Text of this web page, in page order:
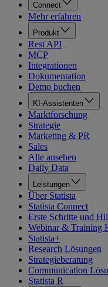
Connect
Mehr erfahren
Produkt
Rest API
MCP
Integrationen
Dokumentation
Demo buchen
KI-Assistenten
Marktforschung
Strategie
Marketing & PR
Sales
Alle ansehen
Daily Data
Leistungen
Über Statista
Statista Connect
Erste Schritte und
Webinar & Training
Statista+
Research Lösungen
Strategieberatung
Communication
Statista R